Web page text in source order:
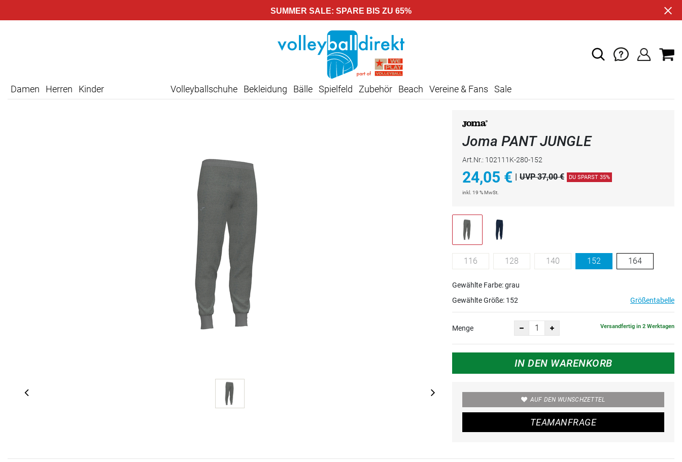
SUMMER SALE: SPARE BIS ZU 65%
Damen Herren Kinder Volleyballschuhe Bekleidung Bälle Spielfeld Zubehör Beach Vereine & Fans Sale
Joma PANT JUNGLE
Art.Nr.: 102111K-280-152
24,05 € UVP 37,00 € DU SPARST 35%
inkl. 19 % MwSt.
116 128 140 152 164
Gewählte Farbe: grau
Gewählte Größe: 152 Größentabelle
Menge Versandfertig in 2 Werktagen
IN DEN WARENKORB
AUF DEN WUNSCHZETTEL
TEAMANFRAGE